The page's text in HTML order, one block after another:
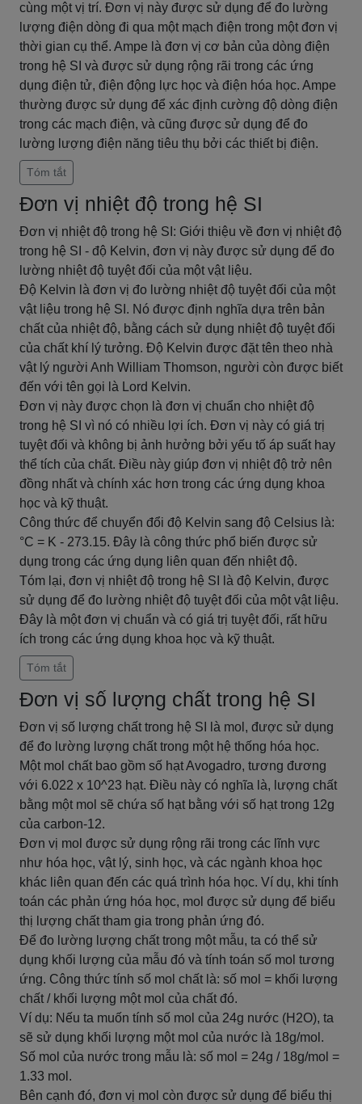
cùng một vị trí. Đơn vị này được sử dụng để đo lường
lượng điện dòng đi qua một mạch điện trong một đơn vị
thời gian cụ thể. Ampe là đơn vị cơ bản của dòng điện
trong hệ SI và được sử dụng rộng rãi trong các ứng
dụng điện tử, điện động lực học và điện hóa học. Ampe
thường được sử dụng để xác định cường độ dòng điện
trong các mạch điện, và cũng được sử dụng để đo
lường lượng điện năng tiêu thụ bởi các thiết bị điện.
Tóm tắt
Đơn vị nhiệt độ trong hệ SI
Đơn vị nhiệt độ trong hệ SI: Giới thiệu về đơn vị nhiệt độ
trong hệ SI - độ Kelvin, đơn vị này được sử dụng để đo
lường nhiệt độ tuyệt đối của một vật liệu.
Độ Kelvin là đơn vị đo lường nhiệt độ tuyệt đối của một
vật liệu trong hệ SI. Nó được định nghĩa dựa trên bản
chất của nhiệt độ, bằng cách sử dụng nhiệt độ tuyệt đối
của chất khí lý tưởng. Độ Kelvin được đặt tên theo nhà
vật lý người Anh William Thomson, người còn được biết
đến với tên gọi là Lord Kelvin.
Đơn vị này được chọn là đơn vị chuẩn cho nhiệt độ
trong hệ SI vì nó có nhiều lợi ích. Đơn vị này có giá trị
tuyệt đối và không bị ảnh hưởng bởi yếu tố áp suất hay
thể tích của chất. Điều này giúp đơn vị nhiệt độ trở nên
đồng nhất và chính xác hơn trong các ứng dụng khoa
học và kỹ thuật.
Công thức để chuyển đổi độ Kelvin sang độ Celsius là:
°C = K - 273.15. Đây là công thức phổ biến được sử
dụng trong các ứng dụng liên quan đến nhiệt độ.
Tóm lại, đơn vị nhiệt độ trong hệ SI là độ Kelvin, được
sử dụng để đo lường nhiệt độ tuyệt đối của một vật liệu.
Đây là một đơn vị chuẩn và có giá trị tuyệt đối, rất hữu
ích trong các ứng dụng khoa học và kỹ thuật.
Tóm tắt
Đơn vị số lượng chất trong hệ SI
Đơn vị số lượng chất trong hệ SI là mol, được sử dụng
để đo lường lượng chất trong một hệ thống hóa học.
Một mol chất bao gồm số hạt Avogadro, tương đương
với 6.022 x 10^23 hạt. Điều này có nghĩa là, lượng chất
bằng một mol sẽ chứa số hạt bằng với số hạt trong 12g
của carbon-12.
Đơn vị mol được sử dụng rộng rãi trong các lĩnh vực
như hóa học, vật lý, sinh học, và các ngành khoa học
khác liên quan đến các quá trình hóa học. Ví dụ, khi tính
toán các phản ứng hóa học, mol được sử dụng để biểu
thị lượng chất tham gia trong phản ứng đó.
Để đo lường lượng chất trong một mẫu, ta có thể sử
dụng khối lượng của mẫu đó và tính toán số mol tương
ứng. Công thức tính số mol chất là: số mol = khối lượng
chất / khối lượng một mol của chất đó.
Ví dụ: Nếu ta muốn tính số mol của 24g nước (H2O), ta
sẽ sử dụng khối lượng một mol của nước là 18g/mol.
Số mol của nước trong mẫu là: số mol = 24g / 18g/mol =
1.33 mol.
Bên cạnh đó, đơn vị mol còn được sử dụng để biểu thị